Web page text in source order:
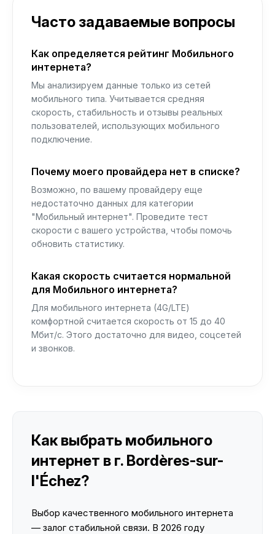
Часто задаваемые вопросы
Как определяется рейтинг Мобильного
интернета?
Мы анализируем данные только из сетей
мобильного типа. Учитывается средняя
скорость, стабильность и отзывы реальных
пользователей, использующих мобильного
подключение.
Почему моего провайдера нет в списке?
Возможно, по вашему провайдеру еще
недостаточно данных для категории
"Мобильный интернет". Проведите тест
скорости с вашего устройства, чтобы помочь
обновить статистику.
Какая скорость считается нормальной
для Мобильного интернета?
Для мобильного интернета (4G/LTE)
комфортной считается скорость от 15 до 40
Мбит/с. Этого достаточно для видео, соцсетей
и звонков.
Как выбрать мобильного
интернет в г. Bordères-sur-
l'Échez?
Выбор качественного мобильного интернета
— залог стабильной связи. В 2026 году